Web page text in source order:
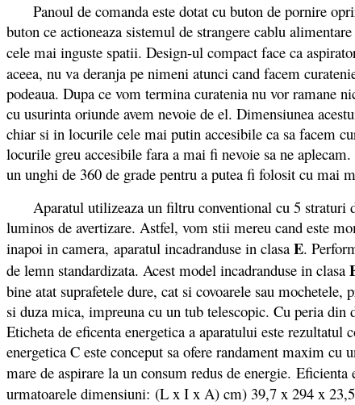
Panoul de comanda este dotat cu buton de pornire
buton ce actioneaza sistemul de strangere cablu
cele mai inguste spatii. Design-ul compact face ca
aceea, nu va deranja pe nimeni atunci cand facem
podeaua. Dupa ce vom termina curatenia nu vor ramane
cu usurinta oriunde avem nevoie de el. Dimensiunea
chiar si in locurile cele mai putin accesibile ca sa facem
locurile greu accesibile fara a mai fi nevoie sa ne
un unghi de 360 de grade pentru a putea fi folosit cu mai
Aparatul utilizeaza un filtru conventional cu 5 straturi
luminos de avertizare. Astfel, vom stii mereu cand este
inapoi in camera, aparatul incadranduse in clasa E.
de lemn standardizata. Acest model incadranduse in clasa
bine atat suprafetele dure, cat si covoarele sau
si duza mica, impreuna cu un tub telescopic. Cu peria
Eticheta de eficenta energetica a aparatului este rezultatul
energetica C este conceput sa ofere randament maxim cu
mare de aspirare la un consum redus de energie.
urmatoarele dimensiuni: (L x I x A) cm) 39,7 x 294 x